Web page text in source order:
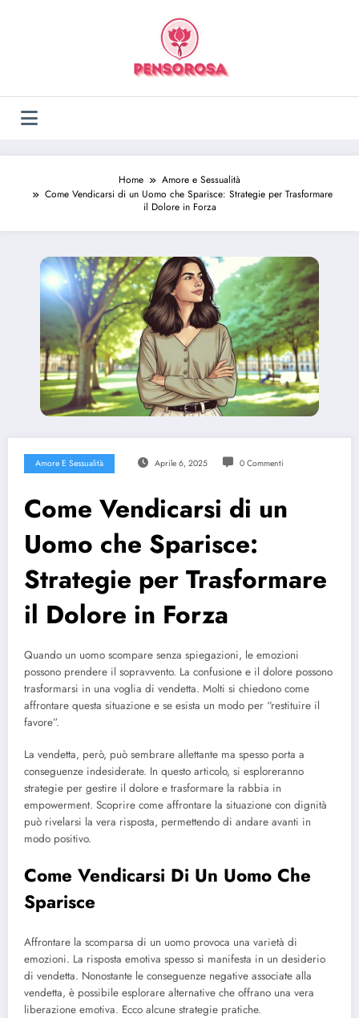
Home
Amore e Sessualità
Come Vendicarsi di un Uomo che Sparisce: Strategie per Trasformare
il Dolore in Forza
Amore E Sessualità Aprile 6, 2025 0 Commenti
Come Vendicarsi di un
Uomo che Sparisce:
Strategie per Trasformare
il Dolore in Forza
Quando un uomo scompare senza spiegazioni, le emozioni
possono prendere il sopravvento. La confusione e il dolore possono
trasformarsi in una voglia di vendetta. Molti si chiedono come
affrontare questa situazione e se esista un modo per “restituire il
favore”.
La vendetta, però, può sembrare allettante ma spesso porta a
conseguenze indesiderate. In questo articolo, si esploreranno
strategie per gestire il dolore e trasformare la rabbia in
empowerment. Scoprire come affrontare la situazione con dignità
può rivelarsi la vera risposta, permettendo di andare avanti in
modo positivo.
Come Vendicarsi Di Un Uomo Che
Sparisce
Affrontare la scomparsa di un uomo provoca una varietà di
emozioni. La risposta emotiva spesso si manifesta in un desiderio
di vendetta. Nonostante le conseguenze negative associate alla
vendetta, è possibile esplorare alternative che offrano una vera
liberazione emotiva. Ecco alcune strategie pratiche.